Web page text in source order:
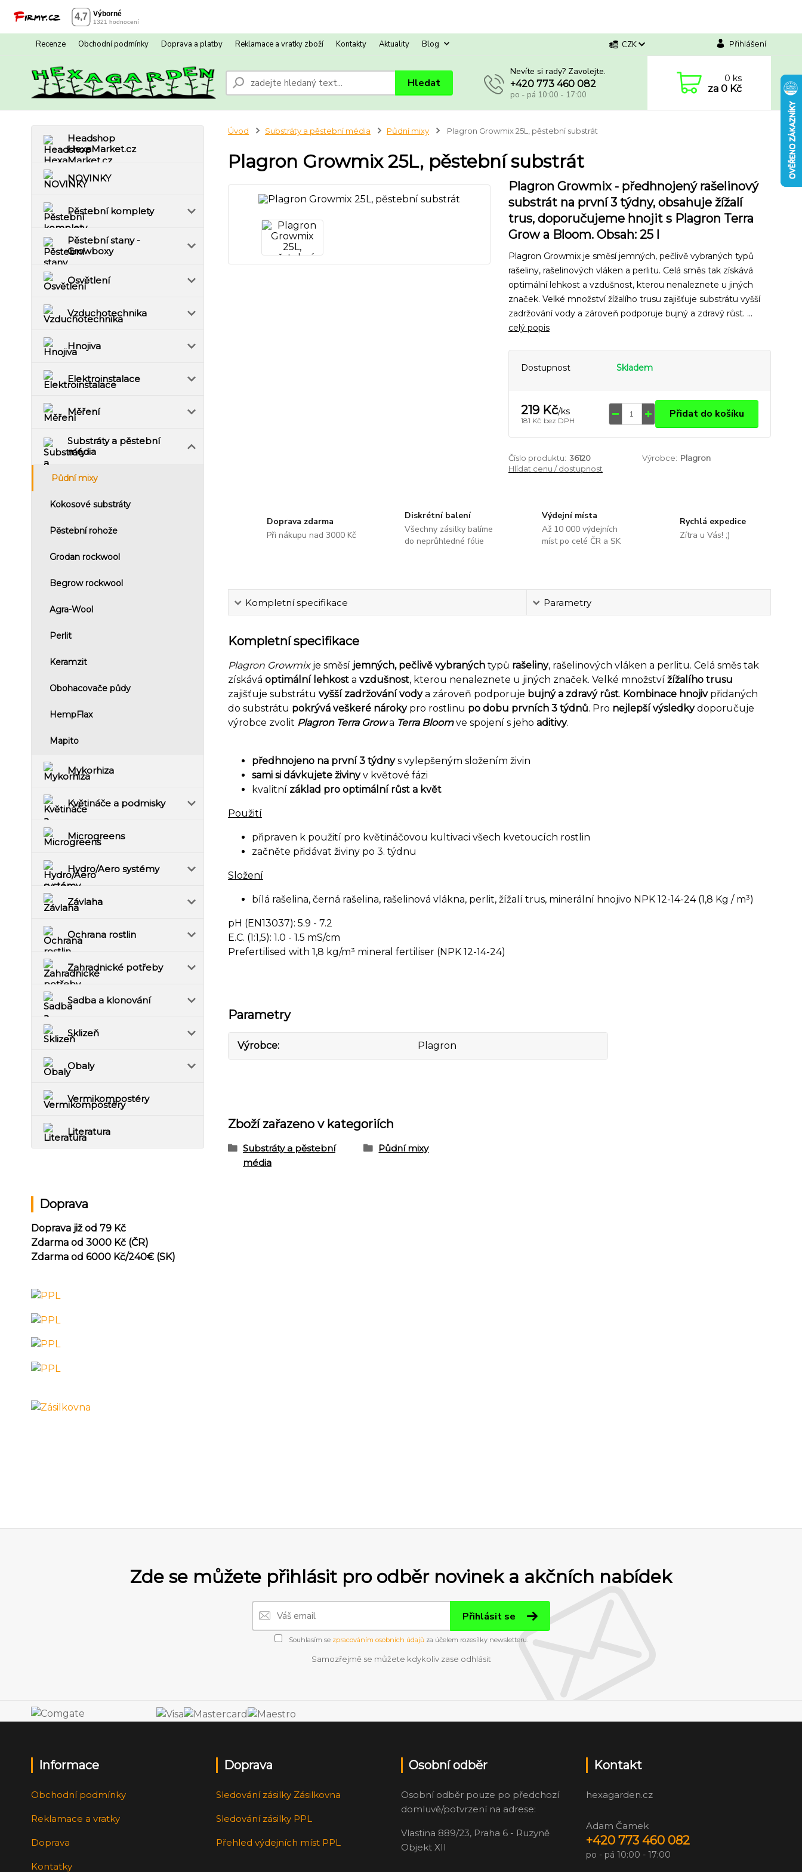
Recenze Obchodní podmínky Doprava a platby Reklamace a vratky zboží Kontakty Aktuality Blog CZK Přihlášení
Hledat
Nevíte si rady? Zavolejte.
+420 773 460 082
po - pá 10:00 - 17:00
0ks
za 0 Kč
Headshop
HexaMarket.cz
NOVINKY
Pěstební komplety
Pěstební stany -
Growboxy
Osvětlení
Vzduchotechnika
Hnojiva
Elektroinstalace
Měření
Substráty a pěstební
média
Půdní mixy
Kokosové substráty
Pěstební rohože
Grodan rockwool
Begrow rockwool
Agra-Wool
Perlit
Keramzit
Obohacovače půdy
HempFlax
Mapito
Mykorhiza
Květináče a podmisky
Microgreens
Hydro/Aero systémy
Závlaha
Ochrana rostlin
Zahradnické potřeby
Sadba a klonování
Sklizeň
Obaly
Vermikompostéry
Literatura
Doprava
Doprava již od 79 Kč
Zdarma od 3000 Kč (ČR)
Zdarma od 6000 Kč/240€ (SK)
Úvod Substráty a pěstební média Půdní mixy Plagron Growmix 25L, pěstební substrát
Plagron Growmix 25L, pěstební substrát
Plagron Growmix - předhnojený rašelinový
substrát na první 3 týdny, obsahuje žížalí
trus, doporučujeme hnojit s Plagron Terra
Grow a Bloom. Obsah: 25 l
Plagron Growmix je směsí jemných, pečlivě vybraných typů
rašeliny, rašelinových vláken a perlitu. Celá směs tak získává
optimální lehkost a vzdušnost, kterou nenaleznete u jiných
značek. Velké množství žížalího trusu zajišťuje substrátu vyšší
zadržování vody a zároveň podporuje bujný a zdravý růst. ...
celý popis
Dostupnost Skladem
219 Kč/ks
181 Kč bez DPH Přidat do košíku
Číslo produktu: 36120 Výrobce: Plagron
Hlídat cenu / dostupnost
Doprava zdarma
Při nákupu nad 3000 Kč
Diskrétní balení
Všechny zásilky balíme
do neprůhledné fólie
Výdejní místa
Až 10 000 výdejních
míst po celé ČR a SK
Rychlá expedice
Zítra u Vás! ;)
Kompletní specifikace Parametry
Kompletní specifikace
Plagron Growmixje směsí jemných, pečlivě vybranýchtypů rašeliny, rašelinových vláken a perlitu. Celá směs tak
získává optimální lehkosta vzdušnost, kterou nenaleznete u jiných značek. Velké množství žížalího trusu
zajišťuje substrátu vyšší zadržování vodya zároveň podporuje bujný a zdravý růst. Kombinace hnojivpřidaných
do substrátu pokrývá veškeré nárokypro rostlinu po dobu prvních 3 týdnů. Pro nejlepší výsledkydoporučuje
výrobce zvolit Plagron Terra Growa Terra Bloomve spojení s jeho aditivy.
předhnojeno na první 3 týdnys vylepšeným složením živin
sami si dávkujete živinyv květové fázi
kvalitní základ pro optimální růst a květ
Použití
připraven k použití pro květináčovou kultivaci všech kvetoucích rostlin
začněte přidávat živiny po 3. týdnu
Složení
bílá rašelina, černá rašelina, rašelinová vlákna, perlit, žížalí trus, minerální hnojivo NPK 12-14-24 (1,8 Kg / m³)
pH (EN13037): 5.9 - 7.2
E.C. (1:1,5): 1.0 - 1.5 mS/cm
Prefertilised with 1,8 kg/m³ mineral fertiliser (NPK 12-14-24)
Parametry
Výrobce Plagron
Zboží zařazeno v kategoriích
Substráty a pěstební
média
Půdní mixy
Zde se můžete přihlásit pro odběr novinek a akčních nabídek
Přihlásit se
Souhlasím se zpracováním osobních údajůza účelem rozesílky newsletteru.
Samozřejmě se můžete kdykoliv zase odhlásit
Informace
Obchodní podmínky
Reklamace a vratky
Doprava
Kontatky
Doprava
Sledování zásilky Zásilkovna
Sledování zásilky PPL
Přehled výdejních míst PPL
Osobní odběr
Osobní odběr pouze po předchozí
domluvě/potvrzení na adrese:
Vlastina 889/23, Praha 6 - Ruzyně
Objekt XII
Kontakt
hexagarden.cz
Adam Čamek
+420 773 460 082
po - pá 10:00 - 17:00